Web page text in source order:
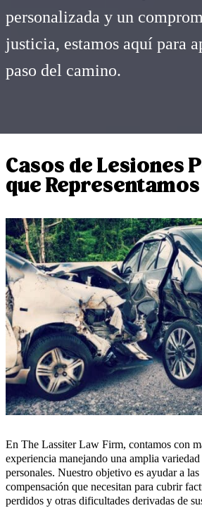
personalizada y un
justicia, estamos aquí para
paso del camino.
Casos de Lesiones
que Representamos
En The Lassiter Law Firm, contamos con
experiencia manejando una amplia variedad
personales. Nuestro objetivo es ayudar a
compensación que necesitan para cubrir
perdidos y otras dificultades derivadas de